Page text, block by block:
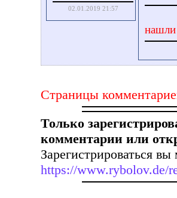
02.01.2019 21:57
нашли
Страницы
Только
комментарии или
Зарегистрироваться
https://www.rybolov.de/